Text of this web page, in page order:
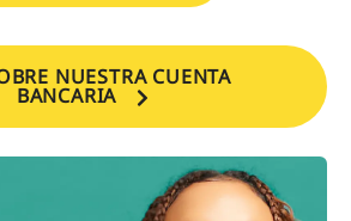
NUESTRA CUENTA
BANCARIA